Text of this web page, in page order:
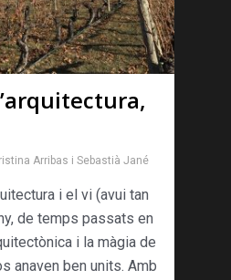
Arribas i Sebastià Jané
i el vi (avui tan
de temps passats en
i la màgia de
anaven ben units. Amb